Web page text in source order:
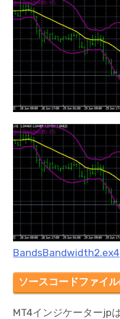
mqファイルをexファイ
BandsBandwidth2.ex4
ソースコードファイ
MT4インジケーターjp